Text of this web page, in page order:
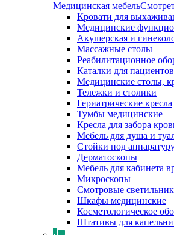
Медицинская мебель
Кровати для
Медицинские
Акушерская и
Массажные столы
Реабилитационное
Каталки для пациентов
Медицинские столы,
Тележки и столики
Гериатрические кресла
Тумбы медицинские
Кресла для забора
Мебель для душа и
Стойки под
Дерматоскопы
Мебель для кабинета
Микроскопы
Смотровые
Шкафы медицинские
Косметологическое
Штативы для